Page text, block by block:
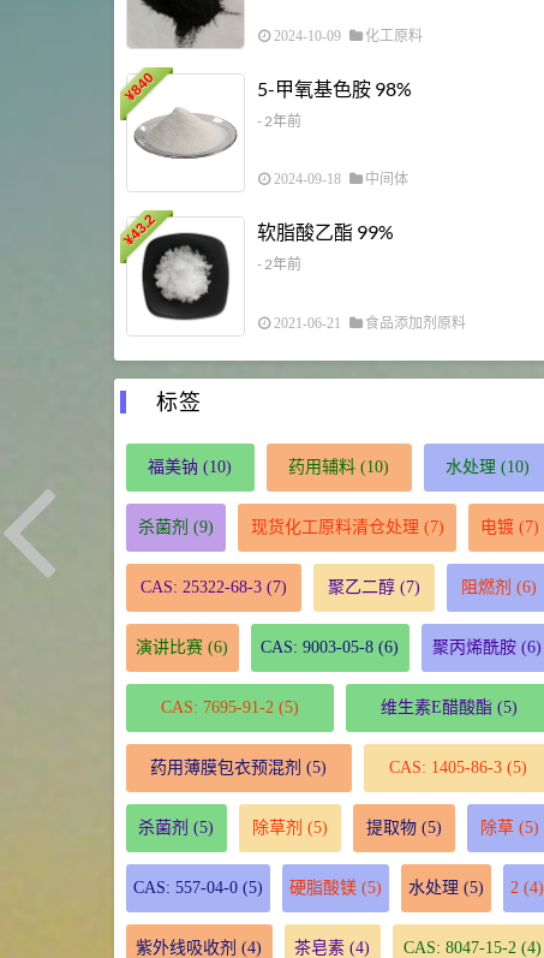
2024-10-09 化工原料
¥
840 5-甲氧基色胺 98%
- 2年前
2024-09-18 中间体
¥
43.2 软脂酸乙酯 99%
- 2年前
2021-06-21 食品添加剂原料
标签
福美钠 (10) 药用辅料 (10) 水处理 (10)
杀菌剂 (9) 现货化工原料清仓处理 (7) 电镀 (7)
CAS: 25322-68-3(7) 聚乙二醇(7) 阻燃剂 (6)
演讲比赛 (6) CAS: 9003-05-8 (6) 聚丙烯酰胺(6)
CAS: 7695-91-2 (5) 维生素E醋酸酯(5)
药用薄膜包衣预混剂 (5) CAS: 1405-86-3(5)
杀菌剂 (5) 除草剂 (5) 提取物(5) 除草(5)
CAS: 557-04-0(5) 硬脂酸镁(5) 水处理 (5) 2 (4)
紫外线吸收剂 (4) 茶皂素 (4) CAS: 8047-15-2 (4)